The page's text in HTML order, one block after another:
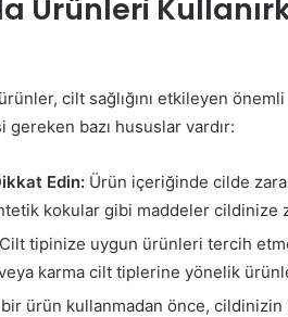
Ürünleri
cilt sağlığını etkileyen
bazı hususlar vardır:
Edin: Ürün içeriğinde cilde
kokular gibi maddeler cildinize
Cilt tipinize uygun ürünleri tercih
karma cilt tiplerine yönelik
ürün kullanmadan önce,